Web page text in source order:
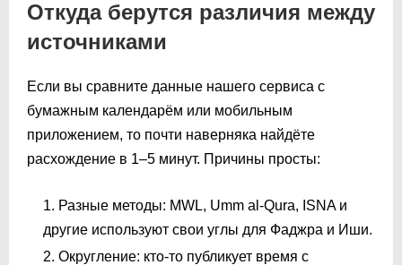
Откуда берутся различия между
источниками
Если вы сравните данные нашего сервиса с
бумажным календарём или мобильным
приложением, то почти наверняка найдёте
расхождение в 1–5 минут. Причины просты:
Разные методы: MWL, Umm al-Qura, ISNA и
другие используют свои углы для Фаджра и Иши.
Округление: кто-то публикует время с